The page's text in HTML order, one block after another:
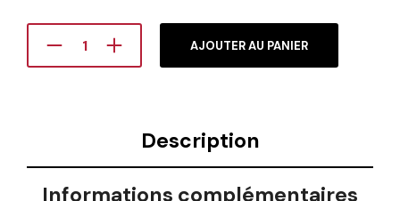
AJOUTER AU PANIER
Description
Informations complémentaires